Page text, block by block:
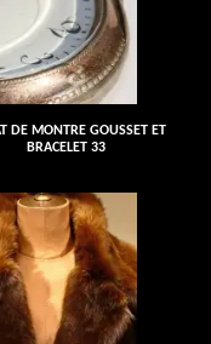
DE MONTRE GOUSSET ET
BRACELET 33